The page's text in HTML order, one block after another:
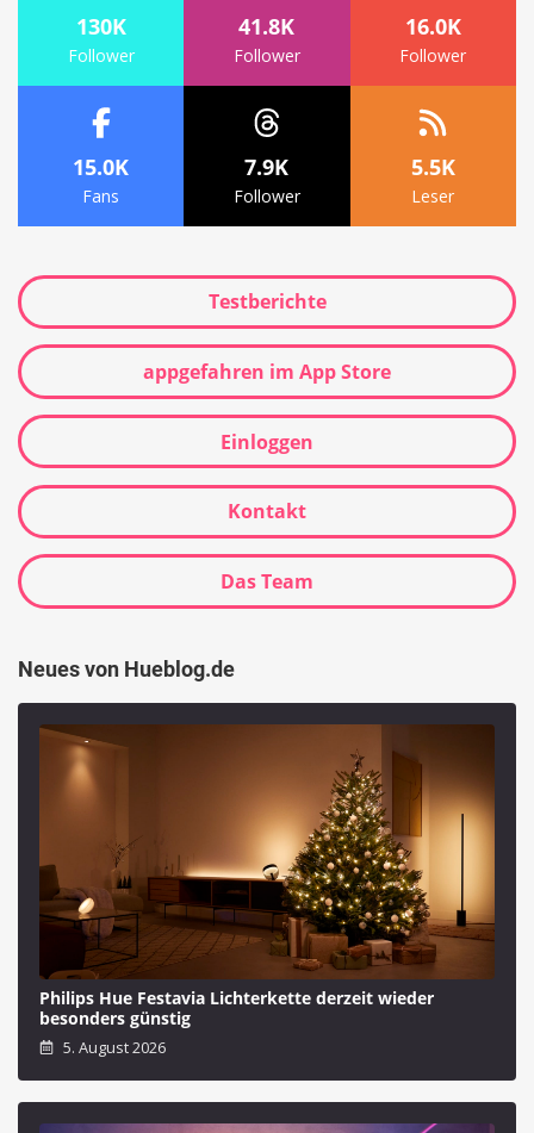
130K
Follower
41.8K
Follower
16.0K
Follower
15.0K
Fans
7.9K
Follower
5.5K
Leser
Testberichte
appgefahren im App Store
Einloggen
Kontakt
Das Team
Neues von Hueblog.de
Philips Hue Festavia Lichterkette derzeit wieder
besonders günstig
5. August 2026